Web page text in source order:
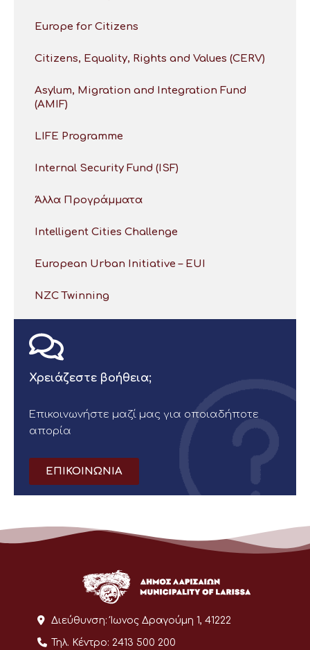
Europe for Citizens
Citizens, Equality, Rights and Values (CERV)
Asylum, Migration and Integration Fund
(AMIF)
LIFE Programme
Internal Security Fund (ISF)
Άλλα Προγράμματα
Intelligent Cities Challenge
European Urban Initiative – EUI
NZC Twinning
Χρειάζεστε βοήθεια;
Επικοινωνήστε μαζί μας για οποιαδήποτε
απορία
ΕΠΙΚΟΙΝΩΝΙΑ
Διεύθυνση: Ίωνος Δραγούμη 1, 41222
Τηλ. Κέντρο: 2413 500 200